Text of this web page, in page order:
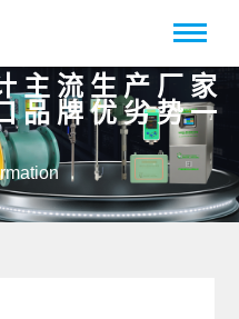
主流生产厂家
品牌优劣势一